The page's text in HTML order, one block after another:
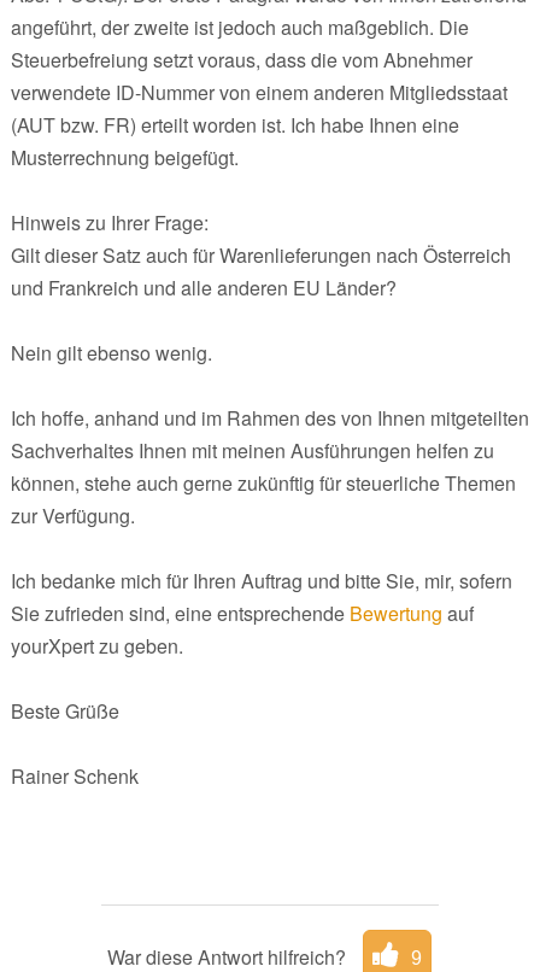
angeführt, der zweite ist jedoch auch maßgeblich. Die
Steuerbefreiung setzt voraus, dass die vom Abnehmer
verwendete ID-Nummer von einem anderen Mitgliedsstaat
(AUT bzw. FR) erteilt worden ist. Ich habe Ihnen eine
Musterrechnung beigefügt.
Hinweis zu Ihrer Frage:
Gilt dieser Satz auch für Warenlieferungen nach Österreich
und Frankreich und alle anderen EU Länder?
Nein gilt ebenso wenig.
Ich hoffe, anhand und im Rahmen des von Ihnen mitgeteilten
Sachverhaltes Ihnen mit meinen Ausführungen helfen zu
können, stehe auch gerne zukünftig für steuerliche Themen
zur Verfügung.
Ich bedanke mich für Ihren Auftrag und bitte Sie, mir, sofern
Sie zufrieden sind, eine entsprechende Bewertung auf
yourXpert zu geben.
Beste Grüße
Rainer Schenk
War diese Antwort hilfreich? 9